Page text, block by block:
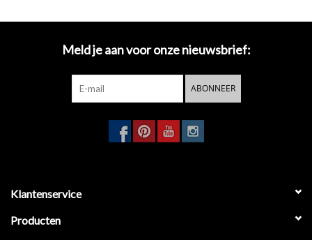
Meld je aan voor onze nieuwsbrief:
ABONNEER
Klantenservice
Producten